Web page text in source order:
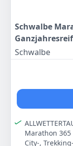
Schwalbe
– GreenGuard
Citybikes – 20
Schwalbe
Marathon
City-,